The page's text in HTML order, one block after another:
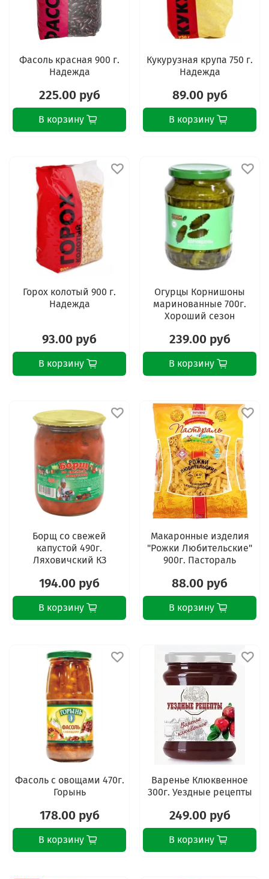
Фасоль красная 900 г.
Надежда
225.00 руб
В корзину
Кукурузная крупа 750 г.
Надежда
89.00 руб
В корзину
Горох колотый 900 г.
Надежда
93.00 руб
В корзину
Огурцы Корнишоны
маринованные 700г.
Хороший сезон
239.00 руб
В корзину
Борщ со свежей
капустой 490г.
Ляховичский КЗ
194.00 руб
В корзину
Макаронные изделия
"Рожки Любительские"
900г. Пастораль
88.00 руб
В корзину
Фасоль с овощами 470г.
Горынь
178.00 руб
В корзину
Варенье Клюквенное
300г. Уездные рецепты
249.00 руб
В корзину